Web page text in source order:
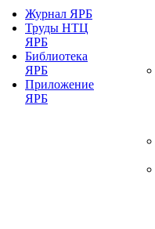
Журнал ЯРБ
Труды НТЦ
ЯРБ
Библиотека
ЯРБ
Приложение
ЯРБ